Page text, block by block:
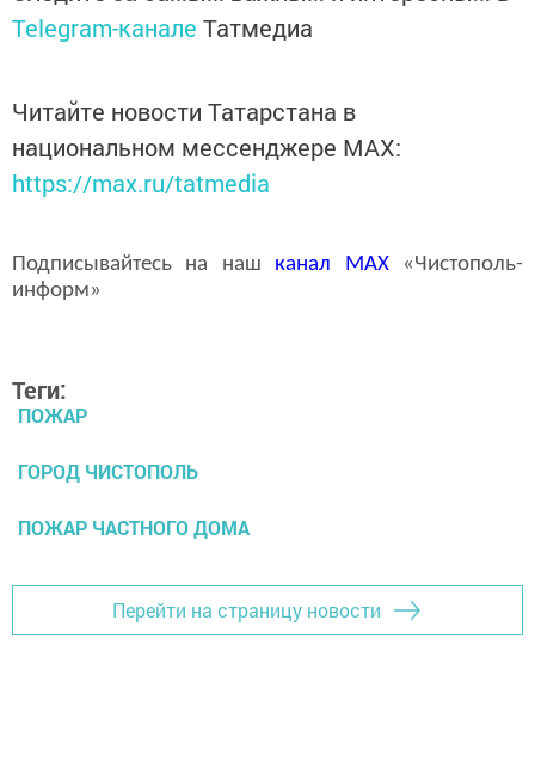
Telegram-канале Татмедиа
Читайте новости Татарстана в
национальном мессенджере MАХ:
https://max.ru/tatmedia
Подписывайтесь на наш канал MAX«Чистополь-
информ»
Теги:
ПОЖАР
ГОРОД ЧИСТОПОЛЬ
ПОЖАР ЧАСТНОГО ДОМА
Перейти на страницу новости